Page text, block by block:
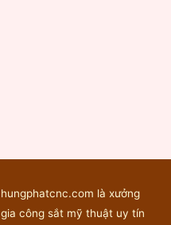
hungphatcnc.com là xưởng
gia công sắt mỹ thuật uy tín